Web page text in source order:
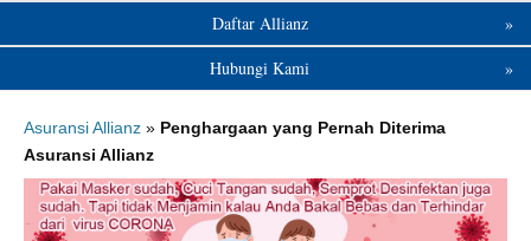
Daftar Allianz
»
Hubungi Kami
»
Asuransi Allianz » Penghargaan yang Pernah Diterima
Asuransi Allianz